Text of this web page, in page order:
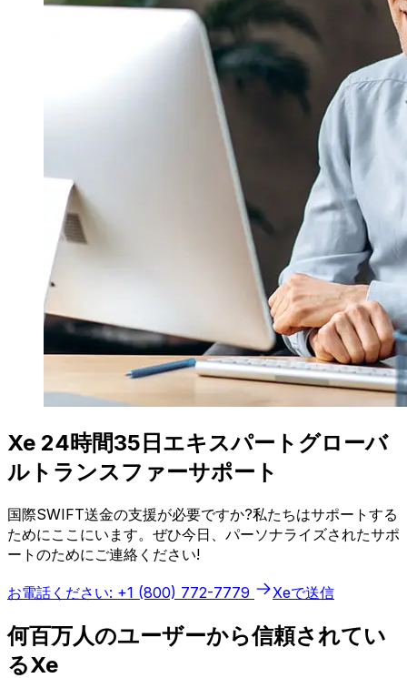
Xe 24時間35日エキスパートグローバ
ルトランスファーサポート
国際SWIFT送金の支援が必要ですか?私たちはサポートする
ためにここにいます。ぜひ今日、パーソナライズされたサポ
ートのためにご連絡ください!
お電話ください: +1 (800) 772-7779 Xeで送信
何百万人のユーザーから信頼されてい
るXe